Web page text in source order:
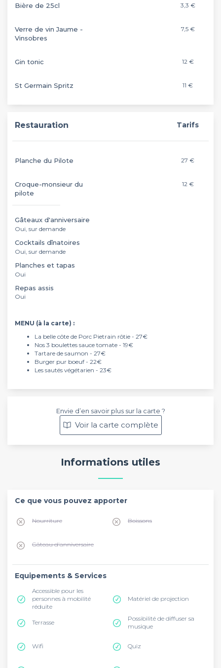
Bière de 25cl 3,3 €
Verre de vin Jaume -
Vinsobres
7,5 €
Gin tonic 12 €
St Germain Spritz 11 €
Restauration Tarifs
Planche du Pilote 27 €
Croque-monsieur du
pilote
12 €
Gâteaux d'anniversaire
Oui, sur demande
Cocktails dînatoires
Oui, sur demande
Planches et tapas
Oui
Repas assis
Oui
MENU (à la carte) :
La belle côte de Porc Pietrain rôtie - 27€
Nos 3 boulettes sauce tomate - 19€
Tartare de saumon - 27€
Burger pur boeuf - 22€
Les sautés végétarien - 23€
Envie d’en savoir plus sur la carte ?
Voir la carte complète
Informations utiles
Ce que vous pouvez apporter
Nourriture Boissons
Gâteau d'anniversaire
Equipements & Services
Accessible pour les
personnes à mobilité
réduite
Matériel de projection
Terrasse
Possibilité de diffuser sa
musique
Wifi Quiz